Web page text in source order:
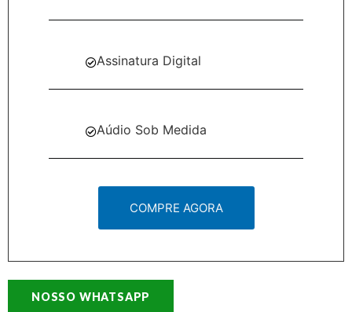
Assinatura Digital
Aúdio Sob Medida
COMPRE AGORA
NOSSO WHATSAPP